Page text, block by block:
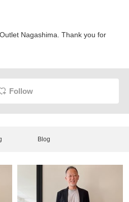
Nagashima. Thank you for
Follow
Blog